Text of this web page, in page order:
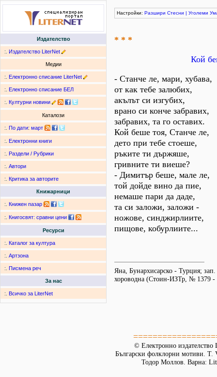
Издателство
:. Издателство LiterNet
Медии
:. Електронно списание LiterNet
:. Електронно списание БЕЛ
:. Културни новини
Каталози
:. По дати: март
:. Електронни книги
:. Раздели / Рубрики
:. Автори
:. Критика за авторите
Книжарници
:. Книжен пазар
:. Книгосвят: сравни цени
Ресурси
:. Каталог за култура
:. Артзона
:. Писмена реч
За нас
:. Всичко за LiterNet
Настройки: Разшири Стесни | Уголеми
* * *
Кой
- Станче ле, мари, хубава,
от как тебе залюбих,
акълът си изгубих,
врано си конче забравих,
забравих, та го оставих.
Кой беше тоя, Станче ле,
дето при тебе стоеше,
ръките ти държяше,
гривните ти виеше?
- Димитър беше, мале ле,
той дойде вино да пие,
немаше пари да даде,
та си заложи, заложи -
ножове, синджирлиите,
пищове, кобурлиите...
Яна, Бунархисарско - Турция;
хороводна (Стоин-ИЗТр, № 1379 -
© Електронно издателство
Български фолклорни мотиви.
Тодор Моллов. Варна: